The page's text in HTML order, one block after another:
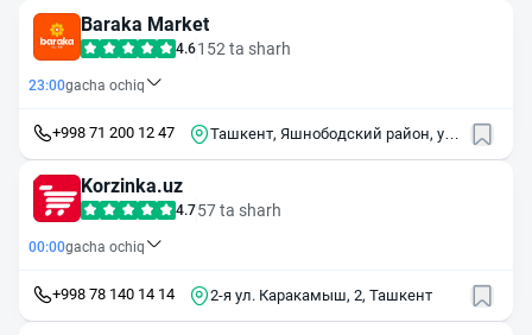
Baraka Market
4.6152 ta sharh
23:00gacha ochiq
+998 71 200 12 47
Ташкент, Яшнободский район, ул.
Korzinka.uz
4.757 ta sharh
00:00gacha ochiq
+998 78 140 14 14 2-я ул. Каракамыш, 2, Ташкент